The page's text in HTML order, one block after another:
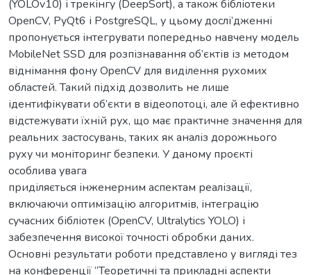
(YOLOv10) і трекінгу (DeepSort), а також бібліотеки
OpenCV, PyQt6 і PostgreSQL, у цьому дослі’дженні
пропонується інтегрувати попередньо навчену модель
MobileNet SSD для розпізнавання об’єктів із методом
віднімання фону OpenCV для виділення рухомих
областей. Такий підхід дозволить не лише
ідентифікувати об’єкти в відеопотоці, але й ефективно
відстежувати їхній рух, що має практичне значення для
реальних застосувань, таких як аналіз дорожнього
руху чи моніторинг безпеки. У даному проєкті
особлива увага
приділяється інженерним аспектам реалізації,
включаючи оптимізацію алгоритмів, інтеграцію
сучасних бібліотек (OpenCV, Ultralytics YOLO) і
забезпечення високої точності обробки даних.
Основні результати роботи представлено у вигляді тез
на конференції “Теоретичні та прикладні аспекти